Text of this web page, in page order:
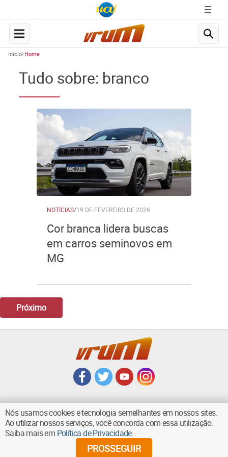
Início Home
Tudo sobre: branco
NOTÍCIAS/19 DE FEVEREIRO DE 2026
Cor branca lidera buscas
em carros seminovos em
MG
Próximo
VOLTAR AO TOPO
Nós usamos cookies e tecnologia semelhantes em nossos sites.
Ao utilizar nossos serviços, você concorda com essa utilização.
Saiba mais em Política de Privacidade.
PROSSEGUIR